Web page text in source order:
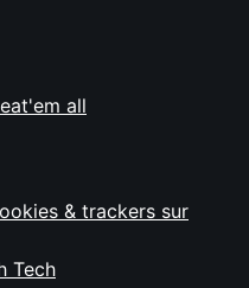
all
& trackers sur
Tech